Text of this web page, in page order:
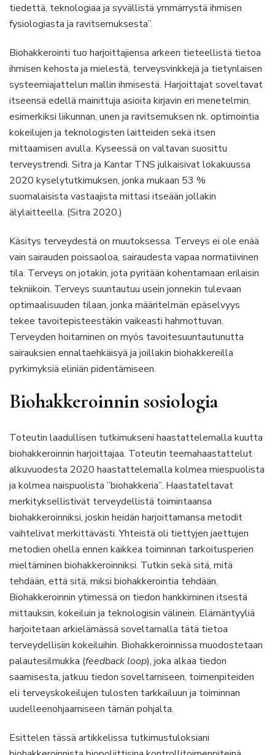
tiedettä, teknologiaa ja syvällistä ymmärrystä ihmisen
fysiologiasta ja ravitsemuksesta”.
Biohakkerointi tuo harjoittajiensa arkeen tieteellistä tietoa
ihmisen kehosta ja mielestä, terveysvinkkejä ja tietynlaisen
systeemiajattelun mallin ihmisestä. Harjoittajat soveltavat
itseensä edellä mainittuja asioita kirjavin eri menetelmin,
esimerkiksi liikunnan, unen ja ravitsemuksen nk. optimointia
kokeilujen ja teknologisten laitteiden sekä itsen
mittaamisen avulla. Kyseessä on valtavan suosittu
terveystrendi. Sitra ja Kantar TNS julkaisivat lokakuussa
2020 kyselytutkimuksen, jonka mukaan 53 %
suomalaisista vastaajista mittasi itseään jollakin
älylaitteella. (Sitra 2020.)
Käsitys terveydestä on muutoksessa. Terveys ei ole enää
vain sairauden poissaoloa, sairaudesta vapaa normatiivinen
tila. Terveys on jotakin, jota pyritään kohentamaan erilaisin
tekniikoin. Terveys suuntautuu usein jonnekin tulevaan
optimaalisuuden tilaan, jonka määritelmän epäselvyys
tekee tavoitepisteestäkin vaikeasti hahmottuvan.
Terveyden hoitaminen on myös tavoitesuuntautunutta
sairauksien ennaltaehkäisyä ja joillakin biohakkereilla
pyrkimyksiä eliniän pidentämiseen.
Biohakkeroinnin sosiologia
Toteutin laadullisen tutkimukseni haastattelemalla kuutta
biohakkeroinnin harjoittajaa. Toteutin teemahaastattelut
alkuvuodesta 2020 haastattelemalla kolmea miespuolista
ja kolmea naispuolista ”biohakkeria”. Haastateltavat
merkityksellistivät terveydellistä toimintaansa
biohakkeroinniksi, joskin heidän harjoittamansa metodit
vaihtelivat merkittävästi. Yhteistä oli tiettyjen jaettujen
metodien ohella ennen kaikkea toiminnan tarkoitusperien
mieltäminen biohakkeroinniksi. Tutkin sekä sitä, mitä
tehdään, että sitä, miksi biohakkerointia tehdään.
Biohakkeroinnin ytimessä on tiedon hankkiminen itsestä
mittauksin, kokeiluin ja teknologisin välinein. Elämäntyyliä
harjoitetaan arkielämässä soveltamalla tätä tietoa
terveydellisiin kokeiluihin. Biohakkeroinnissa muodostetaan
palautesilmukka (feedback loop), joka alkaa tiedon
saamisesta, jatkuu tiedon soveltamiseen, toimenpiteiden
eli terveyskokeilujen tulosten tarkkailuun ja toiminnan
uudelleenohjaamiseen tämän pohjalta.
Esittelen tässä artikkelissa tutkimustuloksiani